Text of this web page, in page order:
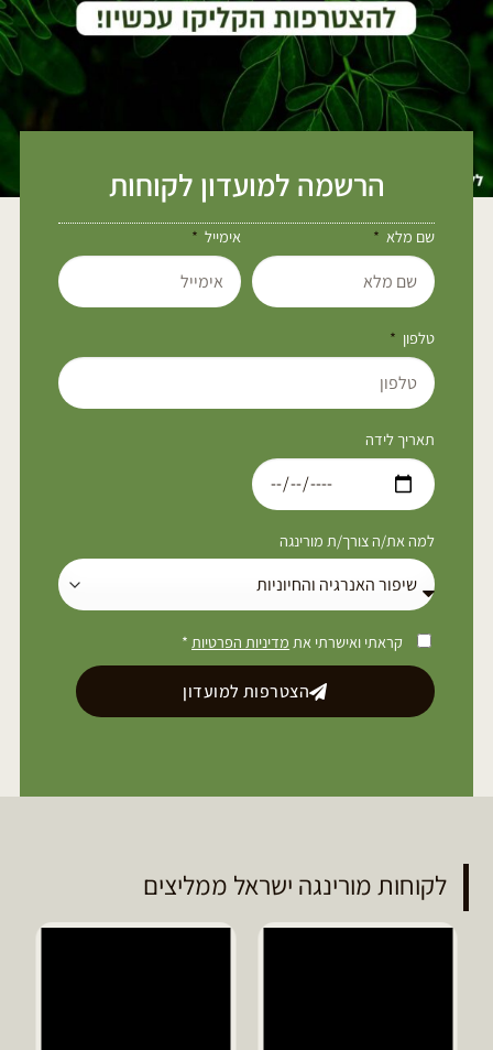
הרשמה למועדון לקוחות
שם מלא אימייל
טלפון
תאריך לידה
למה את/ה צורך/ת מורינגה
קראתי ואישרתי את מדיניות הפרטיות*
הצטרפות למועדון
לקוחות מורינגה ישראל ממליצים